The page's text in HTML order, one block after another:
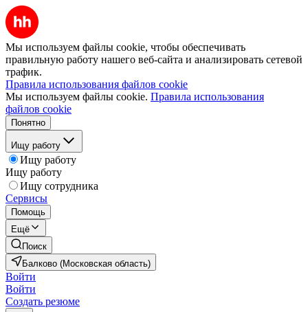
Мы используем файлы cookie, чтобы обеспечивать
правильную работу нашего веб-сайта и анализировать сетевой
трафик.
Правила использования файлов cookie
Мы используем файлы cookie. Правила использования
файлов cookie
Понятно
Ищу работу
Ищу работу
Ищу работу
Ищу сотрудника
Сервисы
Помощь
Ещё
Поиск
Балково (Московская область)
Войти
Войти
Создать резюме